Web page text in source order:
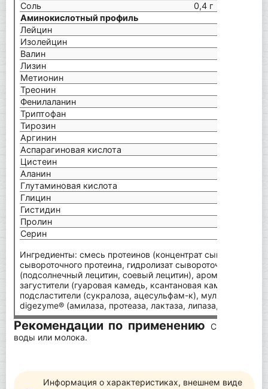
Соль
0,4 г
Аминокислотный профиль
Лейцин
Изолейцин
Валин
Лизин
Метионин
Треонин
Фенилаланин
Триптофан
Тирозин
Аргинин
Аспарагиновая кислота
Цистеин
Аланин
Глутаминовая кислота
Глицин
Гистидин
Пролин
Серин
Ингредиенты: смесь протеинов (концентрат сывороточного
сывороточного протеина, гидролизат сывороточного
(подсолнечный лецитин, соевый лецитин), ароматизатор,
загустители (гуаровая камедь, ксантановая камедь,
подсластители (сукралоза, ацесульфам-к),
digezyme® (амилаза, протеаза, лактаза, липаза,
Рекомендации по применению Смешайте 1
воды или молока.
Информация о характеристиках, внешнем виде